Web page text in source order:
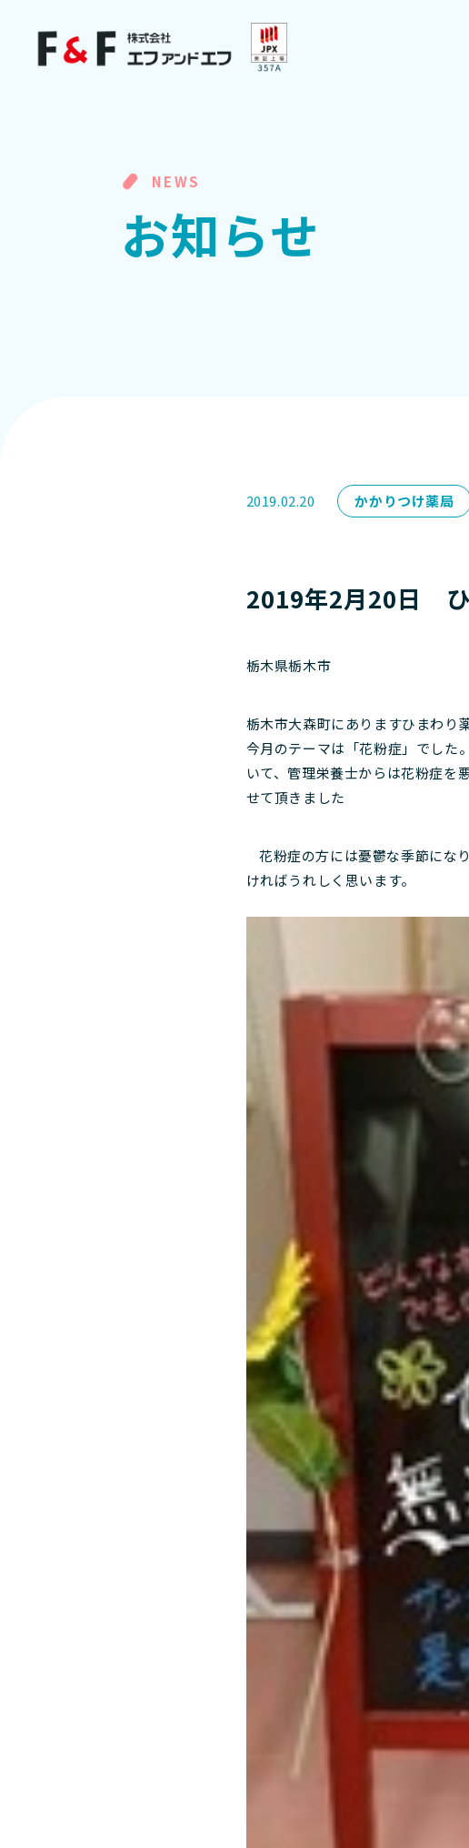
NEWS
お知らせ
2019.02.20 かかりつけ薬局
2019年2月20日
栃木県栃木市
栃木市大森町にありますひまわり
今月のテーマは「花粉症」でした
いて、管理栄養士からは花粉症を
せて頂きました
花粉症の方には憂鬱な季節にな
ければうれしく思います。